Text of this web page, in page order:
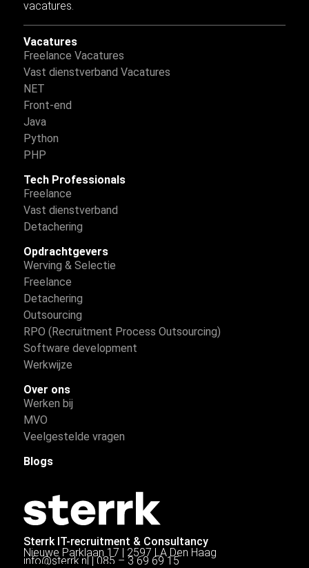
vacatures.
Vacatures
Freelance Vacatures
Vast dienstverband Vacatures
NET
Front-end
Java
Python
PHP
Tech Professionals
Freelance
Vast dienstverband
Detachering
Opdrachtgevers
Werving & Selectie
Freelance
Detachering
Outsourcing
RPO (Recruitment Process Outsourcing)
Software development
Werkwijze
Over ons
Werken bij
MVO
Veelgestelde vragen
Blogs
Sterrk IT-recruitment & Consultancy
Nieuwe Parklaan 17 | 2597 LA Den Haag
info@sterrk.nl 085 – 3 69 69 15